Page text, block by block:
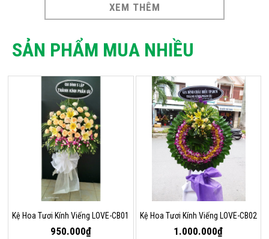
XEM THÊM
SẢN PHẨM MUA NHIỀU
Kệ Hoa Tươi Kính Viếng LOVE-CB01
950.000₫
Kệ Hoa Tươi Kính Viếng LOVE-CB02
1.000.000₫